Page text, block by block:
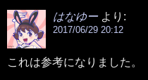
はなゆー より:
2017/06/29 20:12
これは参考になりました。